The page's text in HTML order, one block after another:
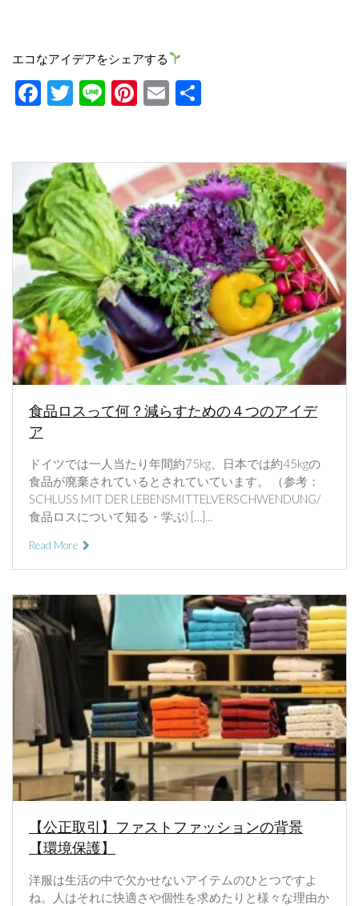
エコなアイデアをシェアする
Facebook
Twitter
LinePinterest
Email
食品ロスって何？減らすための４つのアイデ
ア
ドイツでは一人当たり年間約75kg、日本では約45kgの
食品が廃棄されているとされていています。 （参考：
SCHLUSS MIT DER LEBENSMITTELVERSCHWENDUNG/
食品ロスについて知る・学ぶ) […]...
Read More
【公正取引】ファストファッションの背景
【環境保護】
洋服は生活の中で欠かせないアイテムのひとつですよ
ね。人はそれに快適さや個性を求めたりと様々な理由か